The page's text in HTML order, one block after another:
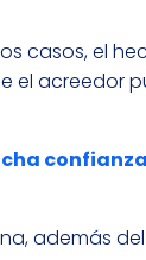
casos, el
el acreedor
además del